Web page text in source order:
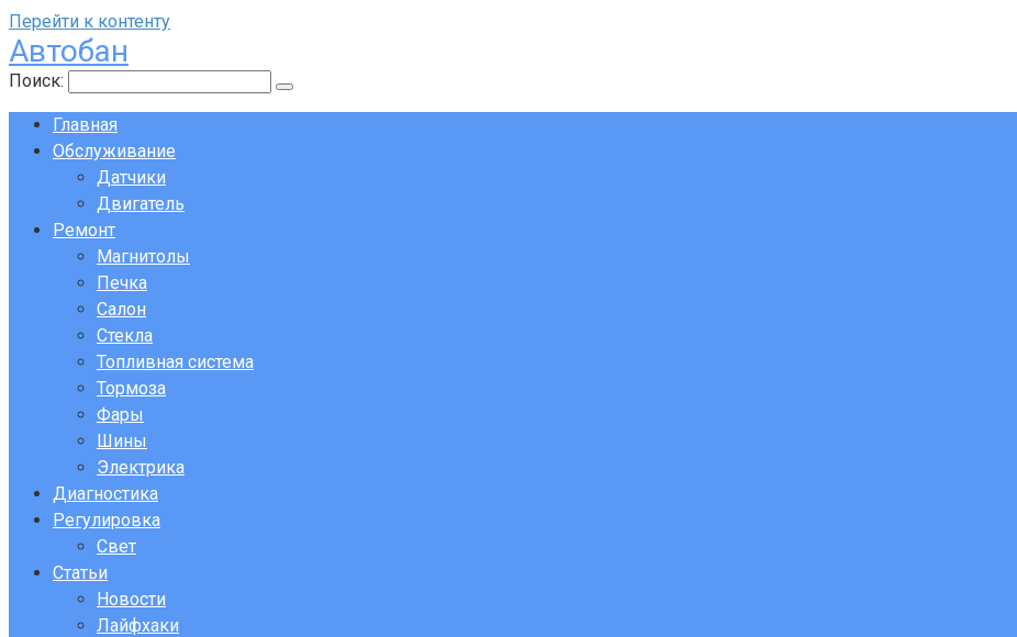
Перейти к контенту
Автобан
Поиск:
Главная
Обслуживание
Датчики
Двигатель
Ремонт
Магнитолы
Печка
Салон
Стекла
Топливная система
Тормоза
Фары
Шины
Электрика
Диагностика
Регулировка
Свет
Статьи
Новости
Лайфхаки